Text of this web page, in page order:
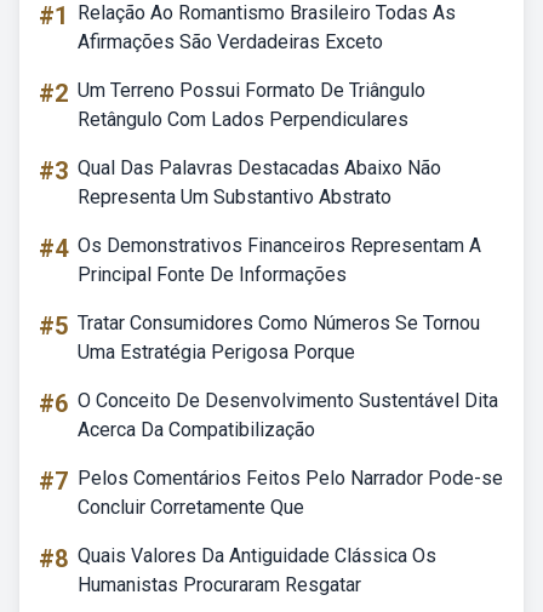
#1
Relação Ao Romantismo Brasileiro Todas As
Afirmações São Verdadeiras Exceto
#2 Um Terreno Possui Formato De Triângulo
Retângulo Com Lados Perpendiculares
#3 Qual Das Palavras Destacadas Abaixo Não
Representa Um Substantivo Abstrato
#4 Os Demonstrativos Financeiros Representam A
Principal Fonte De Informações
#5 Tratar Consumidores Como Números Se Tornou
Uma Estratégia Perigosa Porque
#6 O Conceito De Desenvolvimento Sustentável Dita
Acerca Da Compatibilização
#7 Pelos Comentários Feitos Pelo Narrador Pode-se
Concluir Corretamente Que
#8 Quais Valores Da Antiguidade Clássica Os
Humanistas Procuraram Resgatar